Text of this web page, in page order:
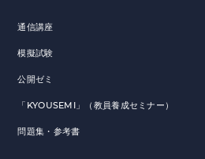
通信講座
模擬試験
公開ゼミ
「KYOUSEMI」（教員養成セミナー）
問題集・参考書